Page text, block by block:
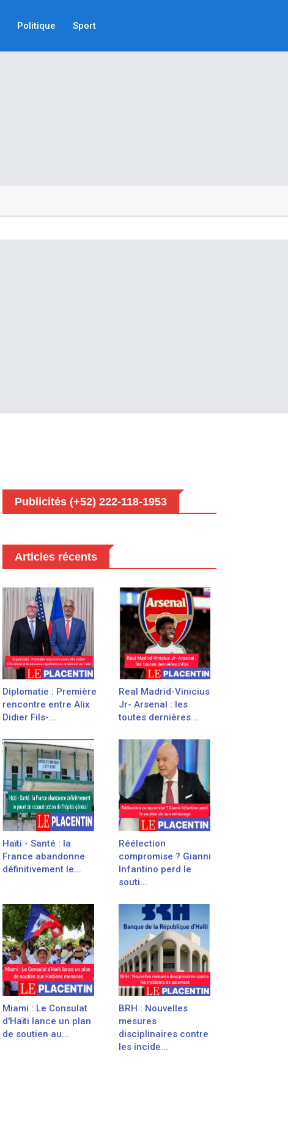
Politique Sport
Publicités (+52) 222-118-1953
Articles récents
Diplomatie : Première
rencontre entre Alix
Didier Fils-...
Real Madrid-Vinicius
Jr- Arsenal : les
toutes dernières...
Haïti - Santé : la
France abandonne
définitivement le...
Réélection
compromise ? Gianni
Infantino perd le
souti...
Miami : Le Consulat
d'Haïti lance un plan
de soutien au...
BRH : Nouvelles
mesures
disciplinaires contre
les incide...